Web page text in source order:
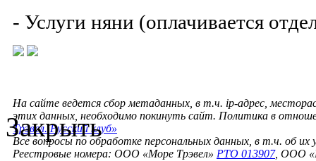
- Услуги няни (оплачивается
На сайте ведется сбор метаданных, в т.ч. ip-адрес,
этих данных, необходимо покинуть сайт. Политика в
Трэвел. Русский клуб»
Все вопросы по обработке персональных данных, в т.ч. об их
Реестровые номера: ООО «Море Трэвел» РТО 013907, ООО
Закрыть